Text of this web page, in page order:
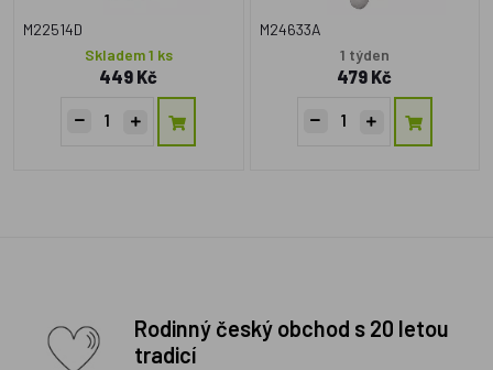
M22514D
Skladem 1 ks
449 Kč
M24633A
1 týden
479 Kč
Rodinný český obchod s 20 letou
tradicí